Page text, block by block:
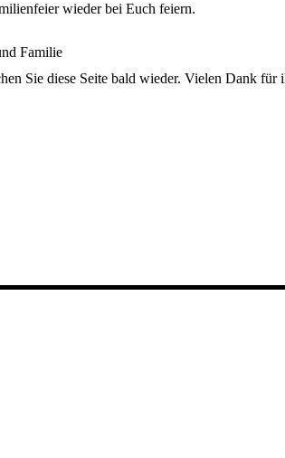
wieder bei Euch feiern.
Familie
Sie diese Seite bald wieder. Vielen Dank für